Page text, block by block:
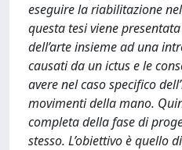
eseguire la riabilitazione
questa tesi viene
dell’arte insieme ad una
causati da un ictus e le
avere nel caso specifico
movimenti della mano.
completa della fase di
stesso. L’obiettivo è quello